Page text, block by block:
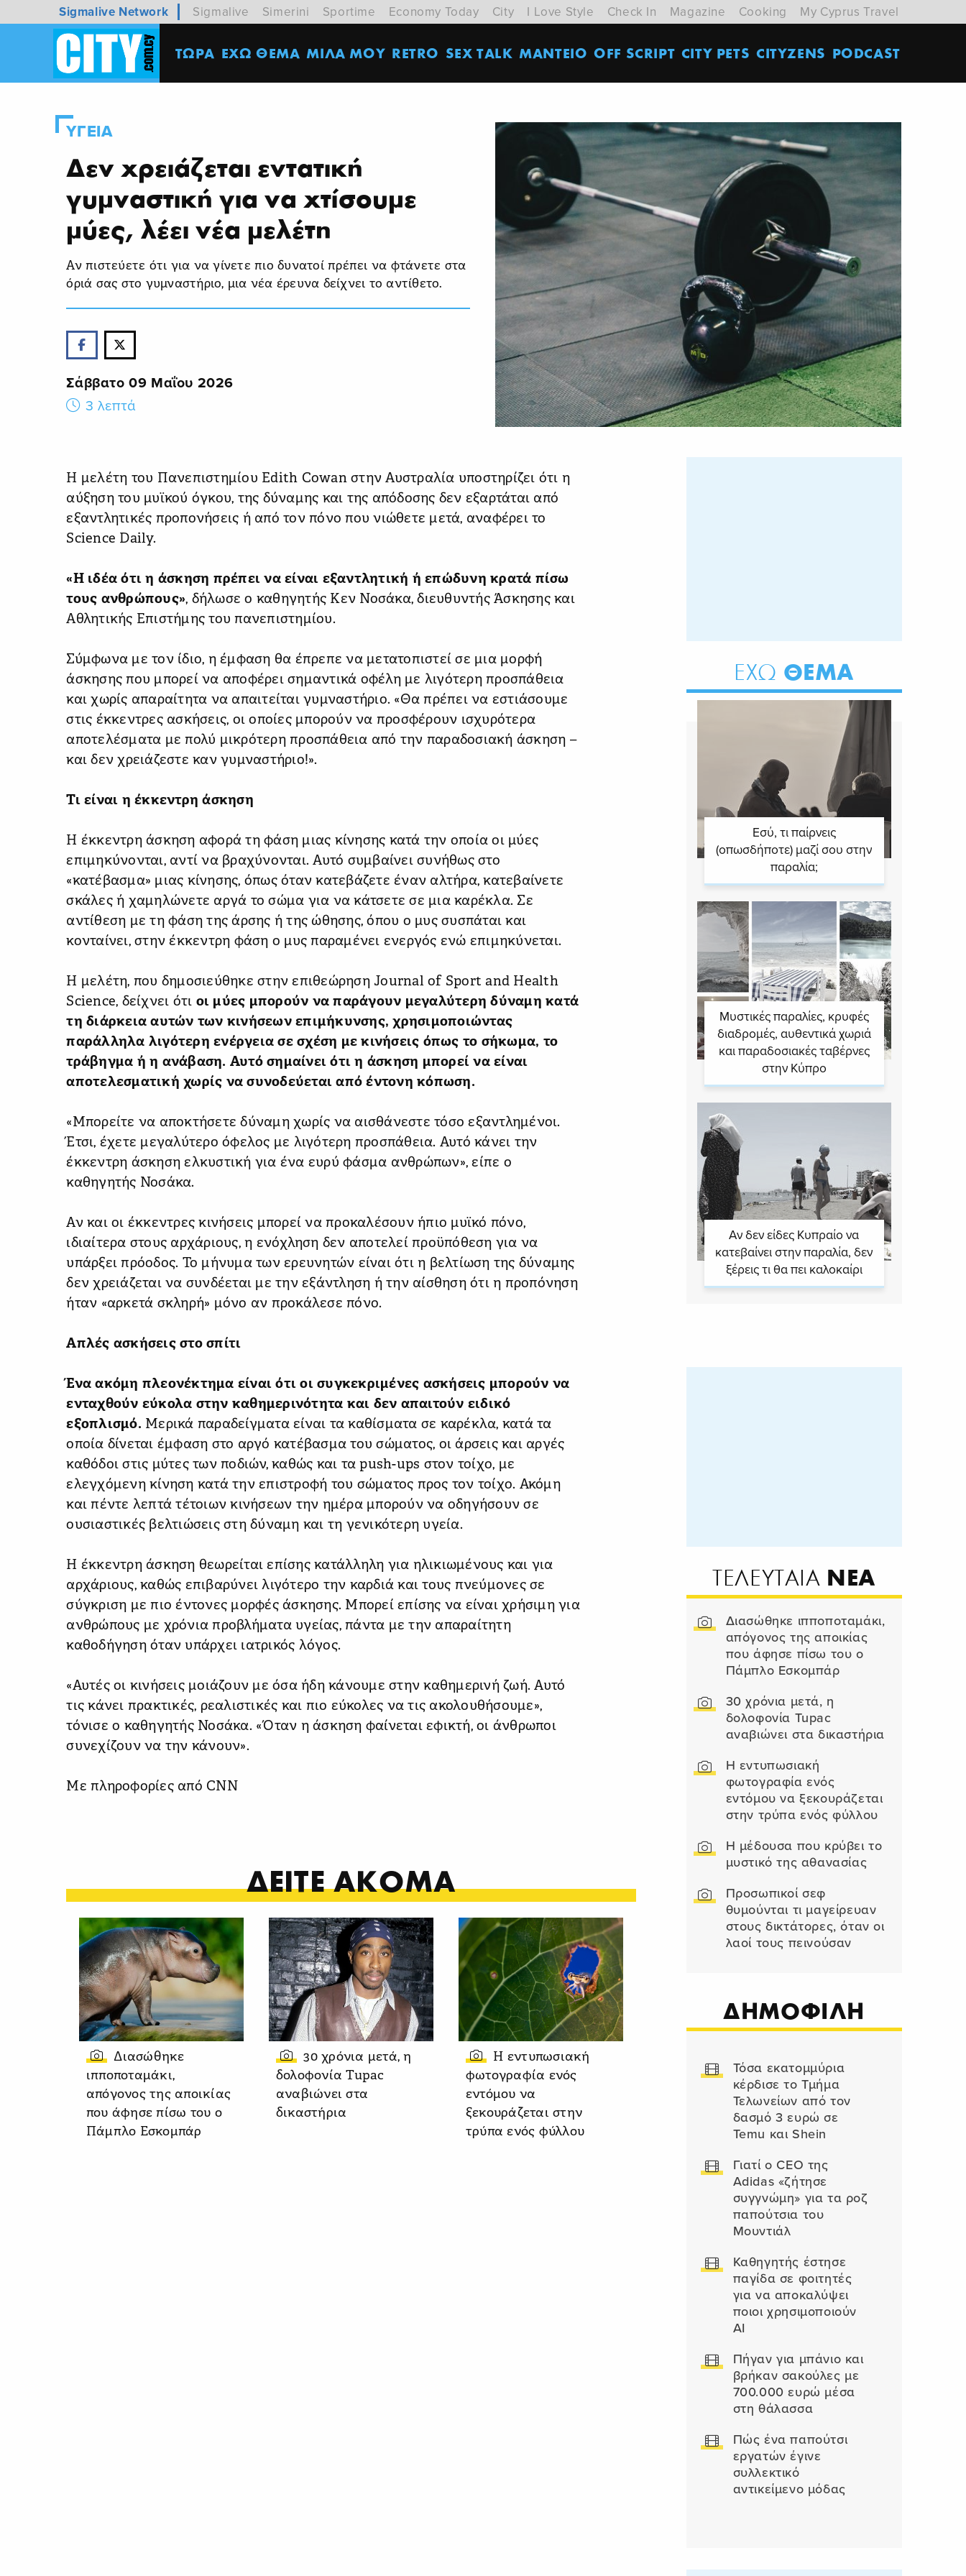
Sigmalive Network Sigmalive Simerini Sportime Economy Today City I Love Style Check In Magazine Cooking My Cyprus Travel
ΤΩΡΑ ΕΧΩ ΘΕΜΑ MΙΛΑ ΜΟΥ RETRO SEX TALK ΜΑΝΤΕΙΟ OFF SCRIPT CITY PETS CITYZENS PODCAST
ΥΓΕΙΑ
Δεν χρειάζεται εντατική
γυμναστική για να χτίσουμε
μύες, λέει νέα μελέτη
Αν πιστεύετε ότι για να γίνετε πιο δυνατοί πρέπει να φτάνετε στα
όριά σας στο γυμναστήριο, μια νέα έρευνα δείχνει το αντίθετο.
Σάββατο 09 Μαΐου 2026
3 λεπτά
Η μελέτη του Πανεπιστημίου Edith Cowan στην Αυστραλία υποστηρίζει ότι η
αύξηση του μυϊκού όγκου, της δύναμης και της απόδοσης δεν εξαρτάται από
εξαντλητικές προπονήσεις ή από τον πόνο που νιώθετε μετά, αναφέρει το
Science Daily.
«Η ιδέα ότι η άσκηση πρέπει να είναι εξαντλητική ή επώδυνη κρατά πίσω
τους ανθρώπους», δήλωσε ο καθηγητής Κεν Νοσάκα, διευθυντής Άσκησης και
Αθλητικής Επιστήμης του πανεπιστημίου.
Σύμφωνα με τον ίδιο, η έμφαση θα έπρεπε να μετατοπιστεί σε μια μορφή
άσκησης που μπορεί να αποφέρει σημαντικά οφέλη με λιγότερη προσπάθεια
και χωρίς απαραίτητα να απαιτείται γυμναστήριο. «Θα πρέπει να εστιάσουμε
στις έκκεντρες ασκήσεις, οι οποίες μπορούν να προσφέρουν ισχυρότερα
αποτελέσματα με πολύ μικρότερη προσπάθεια από την παραδοσιακή άσκηση –
και δεν χρειάζεστε καν γυμναστήριο!».
Τι είναι η έκκεντρη άσκηση
Η έκκεντρη άσκηση αφορά τη φάση μιας κίνησης κατά την οποία οι μύες
επιμηκύνονται, αντί να βραχύνονται. Αυτό συμβαίνει συνήθως στο
«κατέβασμα» μιας κίνησης, όπως όταν κατεβάζετε έναν αλτήρα, κατεβαίνετε
σκάλες ή χαμηλώνετε αργά το σώμα για να κάτσετε σε μια καρέκλα. Σε
αντίθεση με τη φάση της άρσης ή της ώθησης, όπου ο μυς συσπάται και
κονταίνει, στην έκκεντρη φάση ο μυς παραμένει ενεργός ενώ επιμηκύνεται.
Η μελέτη, που δημοσιεύθηκε στην επιθεώρηση Journal of Sport and Health
Science, δείχνει ότι οι μύες μπορούν να παράγουν μεγαλύτερη δύναμη κατά
τη διάρκεια αυτών των κινήσεων επιμήκυνσης, χρησιμοποιώντας
παράλληλα λιγότερη ενέργεια σε σχέση με κινήσεις όπως το σήκωμα, το
τράβηγμα ή η ανάβαση. Αυτό σημαίνει ότι η άσκηση μπορεί να είναι
αποτελεσματική χωρίς να συνοδεύεται από έντονη κόπωση.
«Μπορείτε να αποκτήσετε δύναμη χωρίς να αισθάνεστε τόσο εξαντλημένοι.
Έτσι, έχετε μεγαλύτερο όφελος με λιγότερη προσπάθεια. Αυτό κάνει την
έκκεντρη άσκηση ελκυστική για ένα ευρύ φάσμα ανθρώπων», είπε ο
καθηγητής Νοσάκα.
Αν και οι έκκεντρες κινήσεις μπορεί να προκαλέσουν ήπιο μυϊκό πόνο,
ιδιαίτερα στους αρχάριους, η ενόχληση δεν αποτελεί προϋπόθεση για να
υπάρξει πρόοδος. Το μήνυμα των ερευνητών είναι ότι η βελτίωση της δύναμης
δεν χρειάζεται να συνδέεται με την εξάντληση ή την αίσθηση ότι η προπόνηση
ήταν «αρκετά σκληρή» μόνο αν προκάλεσε πόνο.
Απλές ασκήσεις στο σπίτι
Ένα ακόμη πλεονέκτημα είναι ότι οι συγκεκριμένες ασκήσεις μπορούν να
ενταχθούν εύκολα στην καθημερινότητα και δεν απαιτούν ειδικό
εξοπλισμό. Μερικά παραδείγματα είναι τα καθίσματα σε καρέκλα, κατά τα
οποία δίνεται έμφαση στο αργό κατέβασμα του σώματος, οι άρσεις και αργές
καθόδοι στις μύτες των ποδιών, καθώς και τα push-ups στον τοίχο, με
ελεγχόμενη κίνηση κατά την επιστροφή του σώματος προς τον τοίχο. Ακόμη
και πέντε λεπτά τέτοιων κινήσεων την ημέρα μπορούν να οδηγήσουν σε
ουσιαστικές βελτιώσεις στη δύναμη και τη γενικότερη υγεία.
Η έκκεντρη άσκηση θεωρείται επίσης κατάλληλη για ηλικιωμένους και για
αρχάριους, καθώς επιβαρύνει λιγότερο την καρδιά και τους πνεύμονες σε
σύγκριση με πιο έντονες μορφές άσκησης. Μπορεί επίσης να είναι χρήσιμη για
ανθρώπους με χρόνια προβλήματα υγείας, πάντα με την απαραίτητη
καθοδήγηση όταν υπάρχει ιατρικός λόγος.
«Αυτές οι κινήσεις μοιάζουν με όσα ήδη κάνουμε στην καθημερινή ζωή. Αυτό
τις κάνει πρακτικές, ρεαλιστικές και πιο εύκολες να τις ακολουθήσουμε»,
τόνισε ο καθηγητής Νοσάκα. «Όταν η άσκηση φαίνεται εφικτή, οι άνθρωποι
συνεχίζουν να την κάνουν».
Με πληροφορίες από CNN
ΔΕΙΤΕ ΑΚΟΜΑ
Διασώθηκε
ιπποποταμάκι,
απόγονος της αποικίας
που άφησε πίσω του ο
Πάμπλο Εσκομπάρ
30 χρόνια μετά, η
δολοφονία Tupac
αναβιώνει στα
δικαστήρια
Η εντυπωσιακή
φωτογραφία ενός
εντόμου να
ξεκουράζεται στην
τρύπα ενός φύλλου
ΕΧΩ ΘΕΜΑ
Εσύ, τι παίρνεις
(οπωσδήποτε) μαζί σου στην
παραλία;
Μυστικές παραλίες, κρυφές
διαδρομές, αυθεντικά χωριά
και παραδοσιακές ταβέρνες
στην Κύπρο
Αν δεν είδες Κυπραίο να
κατεβαίνει στην παραλία, δεν
ξέρεις τι θα πει καλοκαίρι
ΤΕΛΕΥΤΑΙΑ ΝΕΑ
Διασώθηκε ιπποποταμάκι,
απόγονος της αποικίας
που άφησε πίσω του ο
Πάμπλο Εσκομπάρ
30 χρόνια μετά, η
δολοφονία Tupac
αναβιώνει στα δικαστήρια
Η εντυπωσιακή
φωτογραφία ενός
εντόμου να ξεκουράζεται
στην τρύπα ενός φύλλου
Η μέδουσα που κρύβει το
μυστικό της αθανασίας
Προσωπικοί σεφ
θυμούνται τι μαγείρευαν
στους δικτάτορες, όταν οι
λαοί τους πεινούσαν
ΔΗΜΟΦΙΛΗ
Τόσα εκατομμύρια
κέρδισε το Τμήμα
Τελωνείων από τον
δασμό 3 ευρώ σε
Temu και Shein
Γιατί ο CEO της
Adidas «ζήτησε
συγγνώμη» για τα ροζ
παπούτσια του
Μουντιάλ
Καθηγητής έστησε
παγίδα σε φοιτητές
για να αποκαλύψει
ποιοι χρησιμοποιούν
AI
Πήγαν για μπάνιο και
βρήκαν σακούλες με
700.000 ευρώ μέσα
στη θάλασσα
Πώς ένα παπούτσι
εργατών έγινε
συλλεκτικό
αντικείμενο μόδας